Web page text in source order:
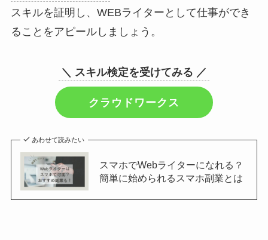
スキルを証明し、WEBライターとして仕事ができ
ることをアピールしましょう。
＼ スキル検定を受けてみる ／
クラウドワークス
あわせて読みたい
スマホでWebライターになれる？
簡単に始められるスマホ副業とは